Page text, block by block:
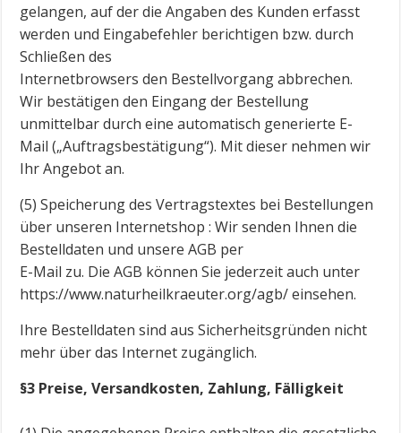
gelangen, auf der die Angaben des Kunden erfasst
werden und Eingabefehler berichtigen bzw. durch
Schließen des
Internetbrowsers den Bestellvorgang abbrechen.
Wir bestätigen den Eingang der Bestellung
unmittelbar durch eine automatisch generierte E-
Mail („Auftragsbestätigung“). Mit dieser nehmen wir
Ihr Angebot an.
(5) Speicherung des Vertragstextes bei Bestellungen
über unseren Internetshop : Wir senden Ihnen die
Bestelldaten und unsere AGB per
E-Mail zu. Die AGB können Sie jederzeit auch unter
https://www.naturheilkraeuter.org/agb/ einsehen.
Ihre Bestelldaten sind aus Sicherheitsgründen nicht
mehr über das Internet zugänglich.
§3 Preise, Versandkosten, Zahlung, Fälligkeit